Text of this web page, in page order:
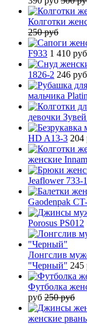
Колготки
250 руб
F933 1 410 руб
1826-2 246 руб
мальчика
девочки
HD A13-3 204
женские
Jeaflower 733-1
Gaodenpak
Porosus PS012
Лонгслив
"Черный" 245
Футболка
руб 250 руб
женские